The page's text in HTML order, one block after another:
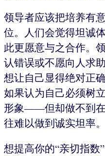
领导者应该把培养有
位。人们会觉得坦诚
此更愿意与之合作。
认错误或不愿向人求
想让自己显得绝对正
如果认为自己必须树
形象——但却做不到
往难以做到诚实坦率。
想提高你的“亲切指数